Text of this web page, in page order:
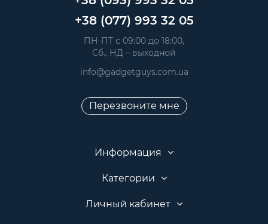
+38 (077) 993 32 05
ПН-ПТ с 09:00 до 18:00,
Сб., НД – выходной
info@gadgetguys.com.ua
Перезвоните мне
Информация
Категории
Личный кабинет